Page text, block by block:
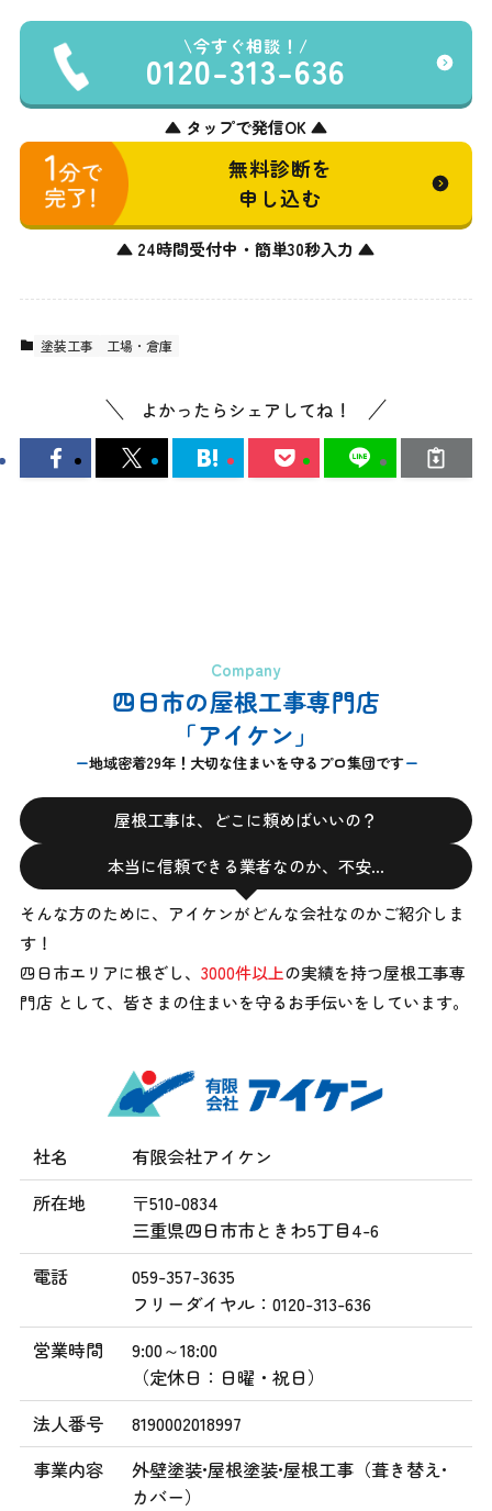
今すぐ相談！
0120-313-636
▲ タップで発信OK ▲
無料診断を
申し込む
▲ 24時間受付中・簡単30秒入力 ▲
塗装工事 工場・倉庫
よかったらシェアしてね！
Company
四日市の屋根工事専門店
「アイケン」
地域密着29年！大切な住まいを守るプロ集団です
屋根工事は、どこに頼めばいいの？
本当に信頼できる業者なのか、不安…
そんな方のために、アイケンがどんな会社なのかご紹介しま
す！
四日市エリアに根ざし、 3000件以上の実績を持つ屋根工事専
門店 として、 皆さまの住まいを守るお手伝いをしています。
社名
有限会社アイケン
所在地
〒510-0834
三重県四日市市ときわ5丁目4-6
電話
059-357-3635
フリーダイヤル：0120-313-636
営業時間
9:00～18:00
（定休日：日曜・祝日）
法人番号
8190002018997
事業内容
外壁塗装•屋根塗装•屋根工事（葺き替え•
カバー）